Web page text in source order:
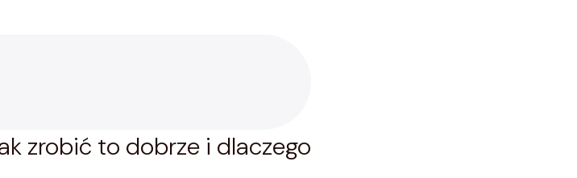
zrobić to dobrze i dlaczego